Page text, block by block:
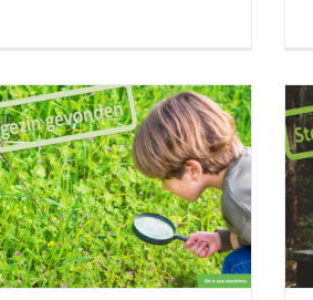
Nemen jullie mij lekker mee naar
buiten?